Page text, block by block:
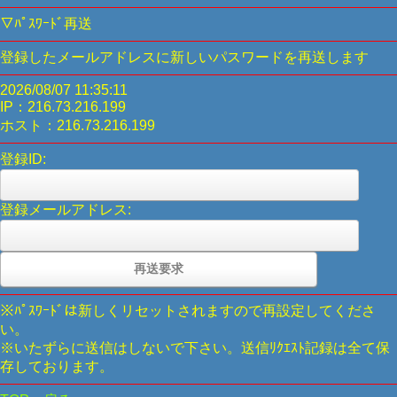
▽ﾊﾟｽﾜｰﾄﾞ再送
登録したメールアドレスに新しいパスワードを再送します
2026/08/07 11:35:11
IP：216.73.216.199
ホスト：216.73.216.199
登録ID:
登録メールアドレス:
※ﾊﾟｽﾜｰﾄﾞは新しくリセットされますので再設定してくださ
い。
※いたずらに送信はしないで下さい。送信ﾘｸｴｽﾄ記録は全て保
存しております。